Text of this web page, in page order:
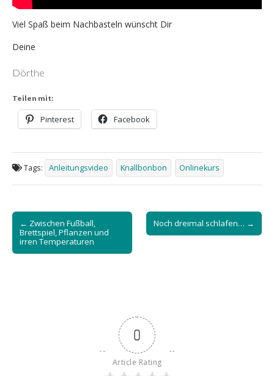
Viel Spaß beim Nachbasteln wünscht Dir
Deine
Dörthe
Teilen mit:
Pinterest Facebook
Tags: Anleitungsvideo Knallbonbon Onlinekurs
Post
navigation
← Zwischen Fußball,
Brettspiel, Pflanzen und
irren Temperaturen
Noch dreimal schlafen… →
0
Article Rating